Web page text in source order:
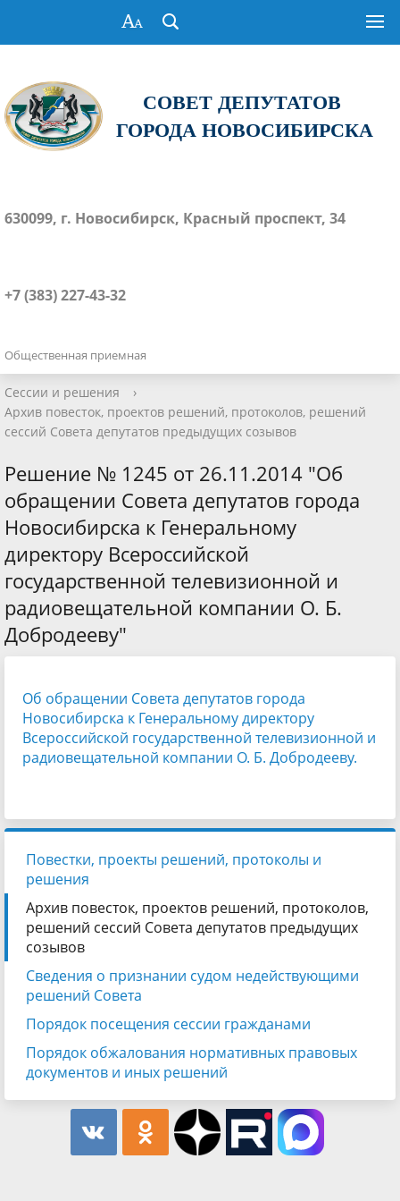
СОВЕТ ДЕПУТАТОВ
ГОРОДА НОВОСИБИРСКА
630099, г. Новосибирск, Красный проспект, 34
+7 (383) 227-43-32
Общественная приемная
Сессии и решения
›
Архив повесток, проектов решений, протоколов, решений
сессий Совета депутатов предыдущих созывов
Решение № 1245 от 26.11.2014 "Об
обращении Совета депутатов города
Новосибирска к Генеральному
директору Всероссийской
государственной телевизионной и
радиовещательной компании О. Б.
Добродееву"
Об обращении Совета депутатов города
Новосибирска к Генеральному директору
Всероссийской государственной телевизионной и
радиовещательной компании О. Б. Добродееву.
Повестки, проекты решений, протоколы и
решения
Архив повесток, проектов решений, протоколов,
решений сессий Совета депутатов предыдущих
созывов
Сведения о признании судом недействующими
решений Совета
Порядок посещения сессии гражданами
Порядок обжалования нормативных правовых
документов и иных решений